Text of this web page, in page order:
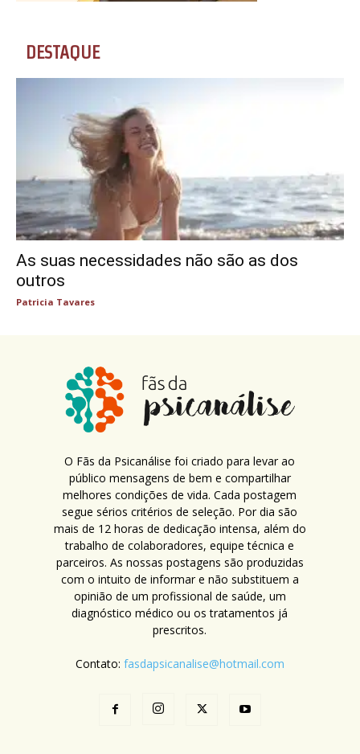
DESTAQUE
As suas necessidades não são as dos
outros
Patricia Tavares
O Fãs da Psicanálise foi criado para levar ao
público mensagens de bem e compartilhar
melhores condições de vida. Cada postagem
segue sérios critérios de seleção. Por dia são
mais de 12 horas de dedicação intensa, além do
trabalho de colaboradores, equipe técnica e
parceiros. As nossas postagens são produzidas
com o intuito de informar e não substituem a
opinião de um profissional de saúde, um
diagnóstico médico ou os tratamentos já
prescritos.
Contato: fasdapsicanalise@hotmail.com